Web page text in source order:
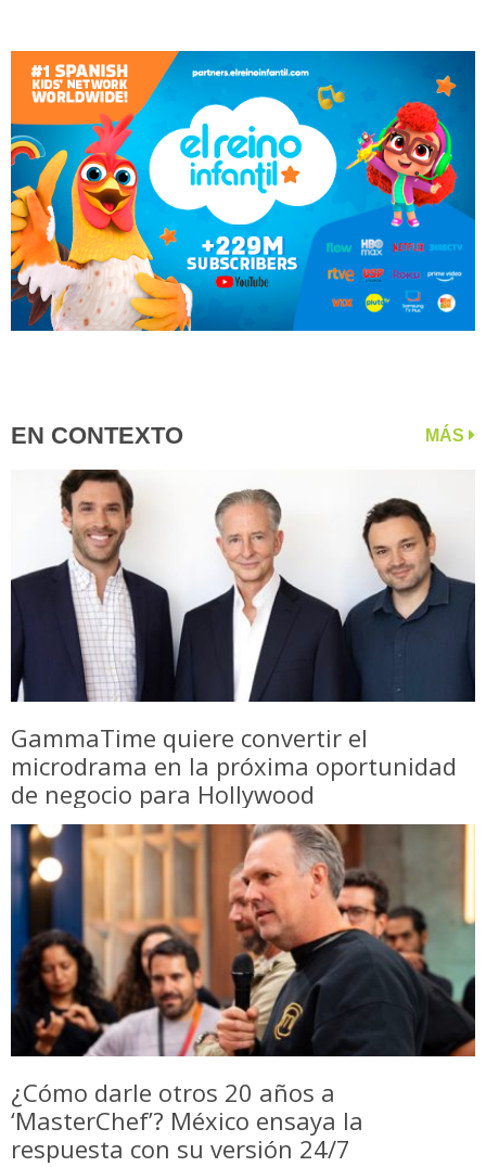
EN CONTEXTO MÁS
GammaTime quiere convertir el
microdrama en la próxima oportunidad
de negocio para Hollywood
¿Cómo darle otros 20 años a
‘MasterChef’? México ensaya la
respuesta con su versión 24/7